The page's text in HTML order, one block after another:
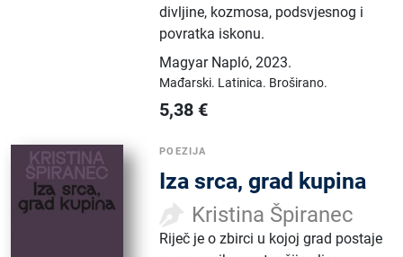
divljine, kozmosa, podsvjesnog i
povratka iskonu.
Magyar Napló,2023.
Mađarski. Latinica. Broširano.
5,38 €
POEZIJA
Iza srca, grad kupina
Kristina Špiranec
Riječ je o zbirci u kojoj grad postaje